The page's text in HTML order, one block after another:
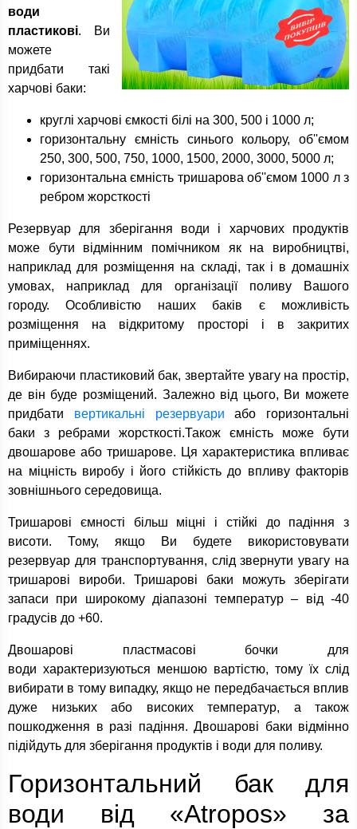
води
пластикові. Ви
можете
придбати такі
харчові баки:
круглі харчові ємкості білі на 300, 500 і 1000 л;
горизонтальну ємність синього кольору, об''ємом
250, 300, 500, 750, 1000, 1500, 2000, 3000, 5000 л;
горизонтальна ємність тришарова об''ємом 1000 л з
ребром жорсткості
Резервуар для зберігання води і харчових продуктів
може бути відмінним помічником як на виробництві,
наприклад для розміщення на складі, так і в домашніх
умовах, наприклад для організації поливу Вашого
городу. Особливістю наших баків є можливість
розміщення на відкритому просторі і в закритих
приміщеннях.
Вибираючи пластиковий бак, звертайте увагу на простір,
де він буде розміщений. Залежно від цього, Ви можете
придбати вертикальні резервуари або горизонтальні
баки з ребрами жорсткості.Також ємність може бути
двошарове або тришарове. Ця характеристика впливає
на міцність виробу і його стійкість до впливу факторів
зовнішнього середовища.
Тришарові ємності більш міцні і стійкі до падіння з
висоти. Тому, якщо Ви будете використовувати
резервуар для транспортування, слід звернути увагу на
тришарові вироби. Тришарові баки можуть зберігати
запаси при широкому діапазоні температур – від -40
градусів до +60.
Двошарові пластмасові бочки для
води характеризуються меншою вартістю, тому їх слід
вибирати в тому випадку, якщо не передбачається вплив
дуже низьких або високих температур, а також
пошкодження в разі падіння. Двошарові баки відмінно
підійдуть для зберігання продуктів і води для поливу.
Горизонтальний бак для
води від «Atropos» за